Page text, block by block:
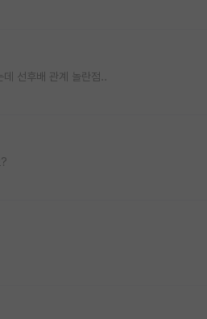
선후배 관계 놀란점..